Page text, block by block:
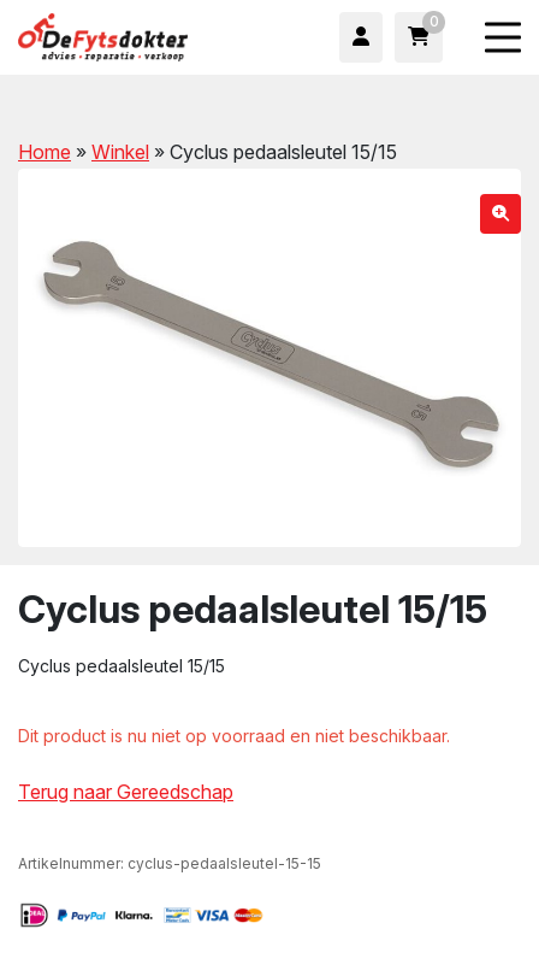
0
Home » Winkel » Cyclus pedaalsleutel 15/15
Cyclus pedaalsleutel 15/15
Cyclus pedaalsleutel 15/15
Dit product is nu niet op voorraad en niet beschikbaar.
Terug naar Gereedschap
Artikelnummer: cyclus-pedaalsleutel-15-15